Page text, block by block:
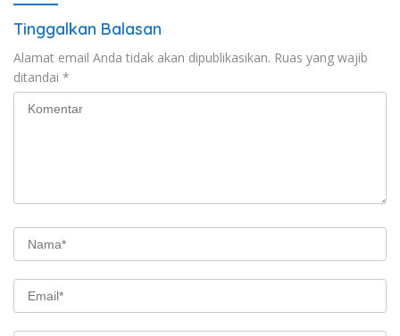
Tinggalkan Balasan
Alamat email Anda tidak akan dipublikasikan. Ruas yang wajib
ditandai *